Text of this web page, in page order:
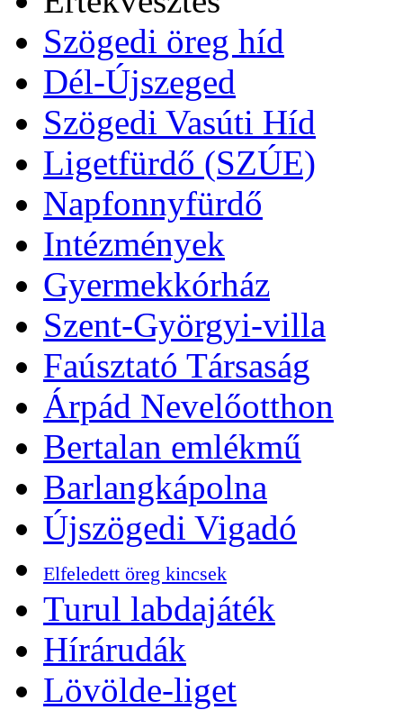
Szögedi öreg híd
Dél-Újszeged
Szögedi Vasúti Híd
Ligetfürdő (SZÚE)
Napfonnyfürdő
Intézmények
Gyermekkórház
Szent-Györgyi-villa
Faúsztató Társaság
Árpád Nevelőotthon
Bertalan emlékmű
Barlangkápolna
Újszögedi Vigadó
Elfeledett öreg kincsek
Turul labdajáték
Hírárudák
Lövölde-liget